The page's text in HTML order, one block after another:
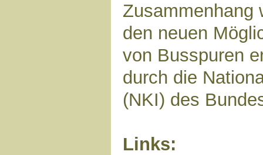
Zusammenhang
den neuen
von Busspuren
durch die
(NKI) des
Links: